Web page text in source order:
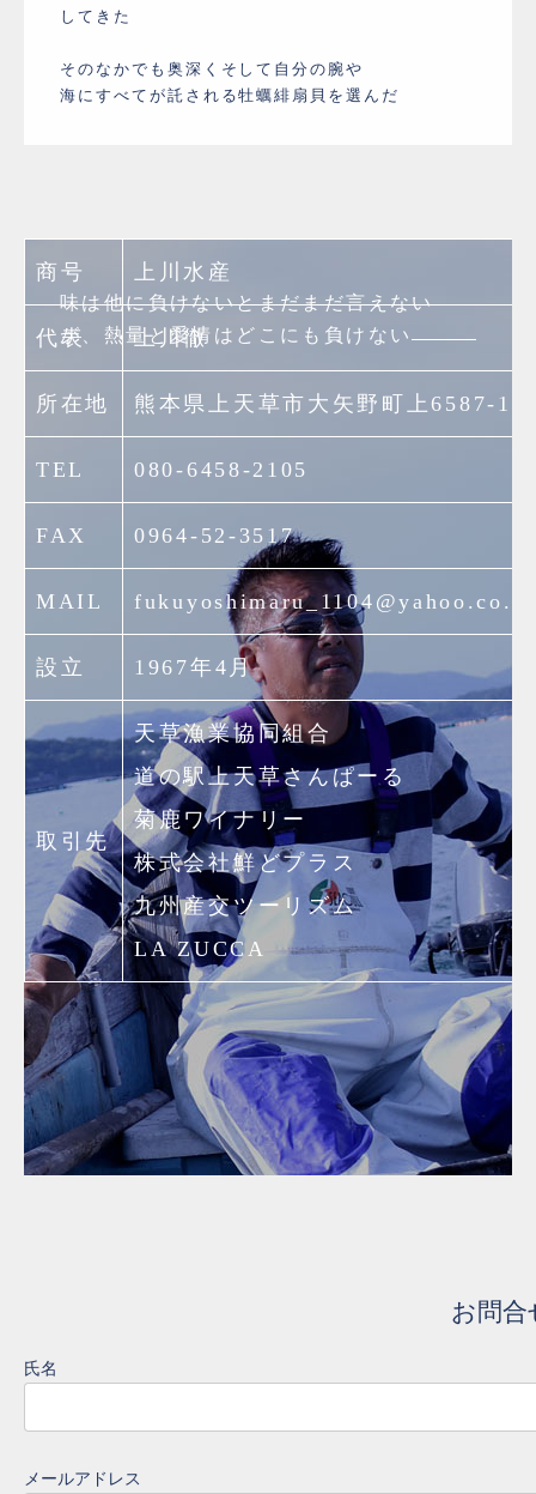
してきた
そのなかでも奥深くそして自分の腕や
海にすべてが託される牡蠣緋扇貝を選んだ
味は他に負けないとまだまだ言えない
が、熱量と愛情はどこにも負けない
商号 上川水産
代表 上川徹
所在地 熊本県上天草市大矢野町上6587-11
TEL 080-6458-2105
FAX 0964-52-3517
MAIL fukuyoshimaru_1104@yahoo.co.jp
設立 1967年4月
取引先
天草漁業協同組合
道の駅上天草さんぱーる
菊鹿ワイナリー
株式会社鮮どプラス
九州産交ツーリズム
LA ZUCCA
お問合
氏名
メールアドレス